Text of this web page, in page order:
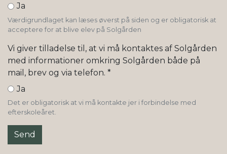
Ja
Værdigrundlaget kan læses øverst på siden og er obligatorisk at
acceptere for at blive elev på Solgården
Vi giver tilladelse til, at vi må kontaktes af Solgården
med informationer omkring Solgården både på
mail, brev og via telefon. *
Ja
Det er obligatorisk at vi må kontakte jer i forbindelse med
efterskoleåret.